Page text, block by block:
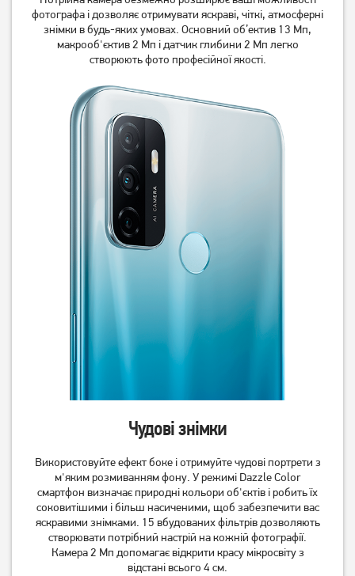
фотографа і дозволяє отримувати яскраві, чіткі, атмосферні
знімки в будь-яких умовах. Основний об’ектив 13 Мп,
макрооб'єктив 2 Мп і датчик глибини 2 Мп легко
створюють фото професійної якості.
Чудові знімки
Використовуйте ефект боке і отримуйте чудові портрети з
м'яким розмиванням фону. У режимі Dazzle Color
смартфон визначає природні кольори об'єктів і робить їх
соковитішими і більш насиченими, щоб забезпечити вас
яскравими знімками. 15 вбудованих фільтрів дозволяють
створювати потрібний настрій на кожній фотографії.
Камера 2 Мп допомагає відкрити красу мікросвіту з
відстані всього 4 см.